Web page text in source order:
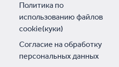
Политика по
использованию файлов
cookie(куки)
Согласие на обработку
персональных данных